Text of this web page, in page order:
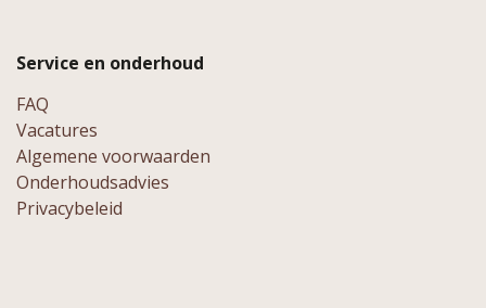
Service en onderhoud
FAQ
Vacatures
Algemene voorwaarden
Onderhoudsadvies
Privacybeleid